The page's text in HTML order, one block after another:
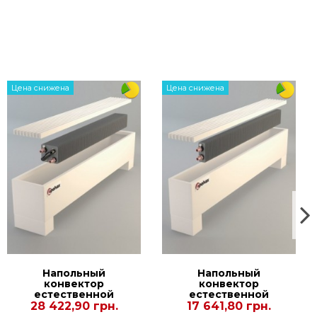
14-21 дней
Цена снижена
Напольный
конвектор
естественной
конвекции Polvax
28 422,90 грн.
Цена снижена
Напольный
конвектор
естественной
конвекции Polvax
17 641,80 грн.